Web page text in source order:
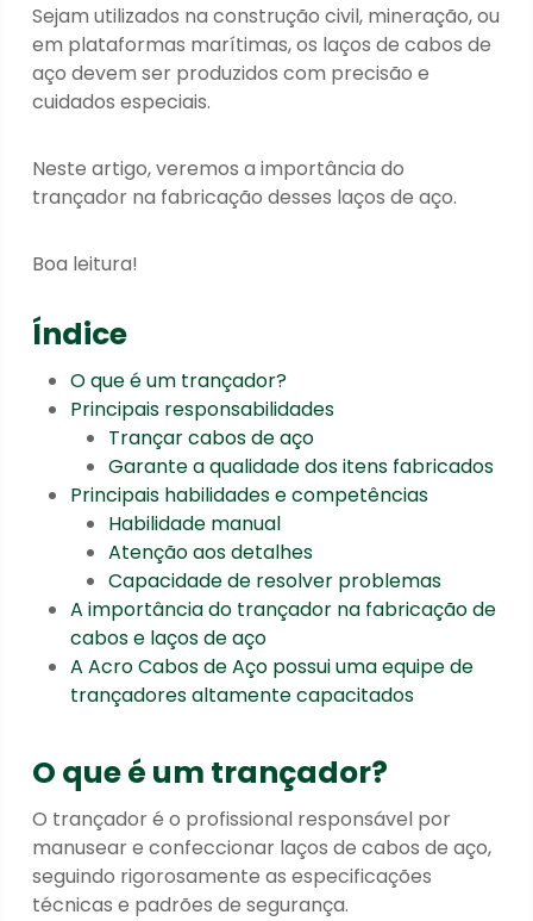
Sejam utilizados na construção civil, mineração, ou
em plataformas marítimas, os laços decabos de
aço devem ser produzidos com precisão e
cuidados especiais.
Neste artigo, veremos a importância do
trançador na fabricação desses laços de aço.
Boa leitura!
Índice
O que é um trançador?
Principais responsabilidades
Trançar cabos de aço
Garante a qualidade dos itens fabricados
Principais habilidades e competências
Habilidade manual
Atenção aos detalhes
Capacidade de resolver problemas
A importância do trançador na fabricação de
cabos e laços de aço
A Acro Cabos de Aço possui uma equipe de
trançadores altamente capacitados
O que é um trançador?
O trançador é o profissional responsável por
manusear e confeccionar laços decabos de aço,
seguindo rigorosamente as especificações
técnicas e padrões de segurança.